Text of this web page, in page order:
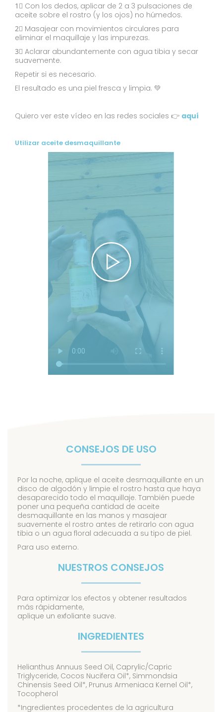
1⃣ Con los dedos, aplicar de 2 a 3 pulsaciones de
aceite sobre el rostro (y los ojos) no húmedos.
2⃣ Masajear con movimientos circulares para
eliminar el maquillaje y las impurezas.
3⃣ Aclarar abundantemente con agua tibia y secar
suavemente.
Repetir si es necesario.
El resultado es una piel fresca y limpia. 💚
Quiero ver este vídeo en las redes sociales 👉 aquí
Utilizar aceite desmaquillante
CONSEJOS DE USO
Por la noche, aplique el aceite desmaquillante en un
disco de algodón y limpie el rostro hasta que haya
desaparecido todo el maquillaje. También puede
poner una pequeña cantidad de aceite
desmaquillante en las manos y masajear
suavemente el rostro antes de retirarlo con agua
tibia o un agua floral adecuada a su tipo de piel.
Para uso externo.
NUESTROS CONSEJOS
Para optimizar los efectos y obtener resultados
más rápidamente,
aplique un exfoliante suave.
INGREDIENTES
Helianthus Annuus Seed Oil, Caprylic/Capric
Triglyceride, Cocos Nucifera Oil*, Simmondsia
Chinensis Seed Oil*, Prunus Armeniaca Kernel Oil*,
Tocopherol
*Ingredientes procedentes de la agricultura